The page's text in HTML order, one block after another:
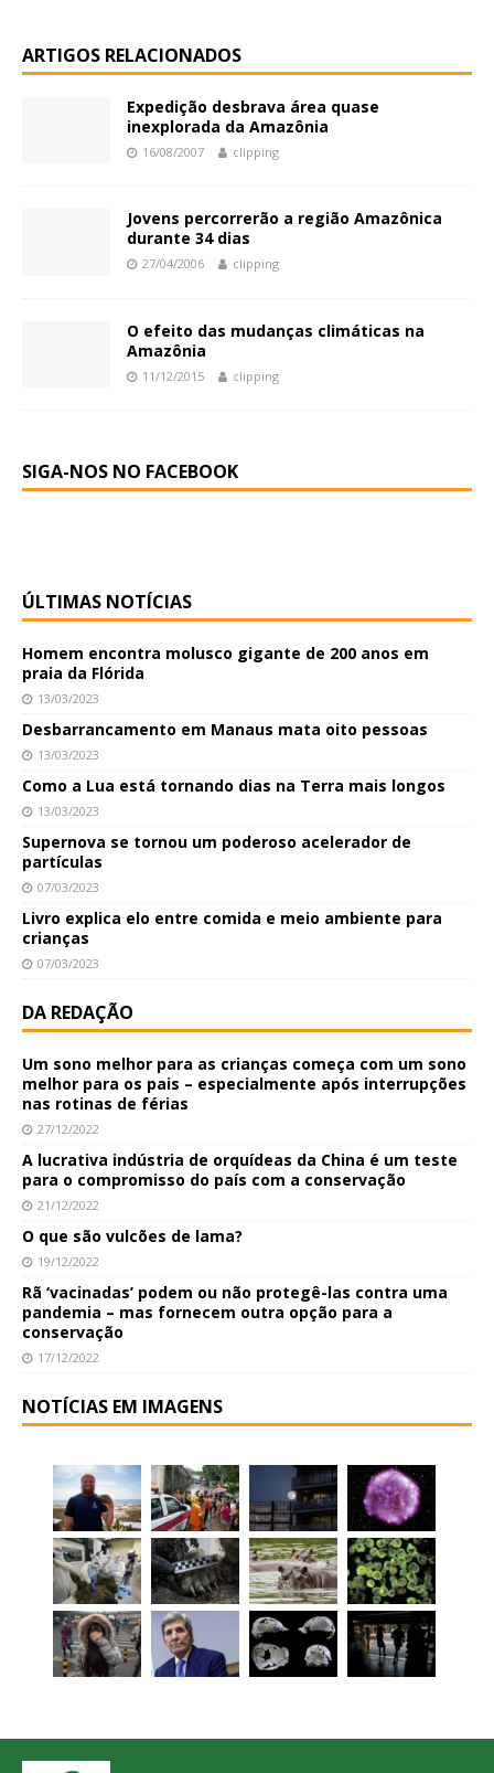
ARTIGOS RELACIONADOS
Expedição desbrava área quase
inexplorada da Amazônia
16/08/2007 clipping
Jovens percorrerão a região Amazônica
durante 34 dias
27/04/2006 clipping
O efeito das mudanças climáticas na
Amazônia
11/12/2015 clipping
SIGA-NOS NO FACEBOOK
ÚLTIMAS NOTÍCIAS
Homem encontra molusco gigante de 200 anos em
praia da Flórida
13/03/2023
Desbarrancamento em Manaus mata oito pessoas
13/03/2023
Como a Lua está tornando dias na Terra mais longos
13/03/2023
Supernova se tornou um poderoso acelerador de
partículas
07/03/2023
Livro explica elo entre comida e meio ambiente para
crianças
07/03/2023
DA REDAÇÃO
Um sono melhor para as crianças começa com um sono
melhor para os pais – especialmente após interrupções
nas rotinas de férias
27/12/2022
A lucrativa indústria de orquídeas da China é um teste
para o compromisso do país com a conservação
21/12/2022
O que são vulcões de lama?
19/12/2022
Rã ‘vacinadas’ podem ou não protegê-las contra uma
pandemia – mas fornecem outra opção para a
conservação
17/12/2022
NOTÍCIAS EM IMAGENS